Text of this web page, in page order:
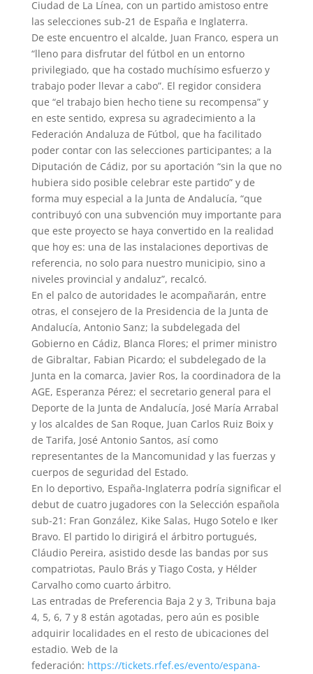
Ciudad de La Línea, con un partido amistoso entre
las selecciones sub-21 de España e Inglaterra.
De este encuentro el alcalde, Juan Franco, espera un
“lleno para disfrutar del fútbol en un entorno
privilegiado, que ha costado muchísimo esfuerzo y
trabajo poder llevar a cabo”. El regidor considera
que “el trabajo bien hecho tiene su recompensa” y
en este sentido, expresa su agradecimiento a la
Federación Andaluza de Fútbol, que ha facilitado
poder contar con las selecciones participantes; a la
Diputación de Cádiz, por su aportación “sin la que no
hubiera sido posible celebrar este partido” y de
forma muy especial a la Junta de Andalucía, “que
contribuyó con una subvención muy importante para
que este proyecto se haya convertido en la realidad
que hoy es: una de las instalaciones deportivas de
referencia, no solo para nuestro municipio, sino a
niveles provincial y andaluz”, recalcó.
En el palco de autoridades le acompañarán, entre
otras, el consejero de la Presidencia de la Junta de
Andalucía, Antonio Sanz; la subdelegada del
Gobierno en Cádiz, Blanca Flores; el primer ministro
de Gibraltar, Fabian Picardo; el subdelegado de la
Junta en la comarca, Javier Ros, la coordinadora de la
AGE, Esperanza Pérez; el secretario general para el
Deporte de la Junta de Andalucía, José María Arrabal
y los alcaldes de San Roque, Juan Carlos Ruiz Boix y
de Tarifa, José Antonio Santos, así como
representantes de la Mancomunidad y las fuerzas y
cuerpos de seguridad del Estado.
En lo deportivo, España-Inglaterra podría significar el
debut de cuatro jugadores con la Selección española
sub-21: Fran González, Kike Salas, Hugo Sotelo e Iker
Bravo. El partido lo dirigirá el árbitro portugués,
Cláudio Pereira, asistido desde las bandas por sus
compatriotas, Paulo Brás y Tiago Costa, y Hélder
Carvalho como cuarto árbitro.
Las entradas de Preferencia Baja 2 y 3, Tribuna baja
4, 5, 6, 7 y 8 están agotadas, pero aún es posible
adquirir localidades en el resto de ubicaciones del
estadio. Web de la
federación: https://tickets.rfef.es/evento/espana-